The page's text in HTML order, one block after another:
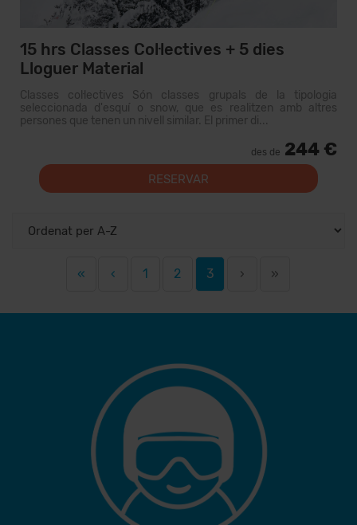
15 hrs Classes Col·lectives + 5 dies
Lloguer Material
Classes col·lectives Són classes grupals de la tipologia
seleccionada d'esquí o snow, que es realitzen amb altres
persones que tenen un nivell similar. El primer di...
des de 244 €
RESERVAR
« ‹ 1 2 3 › »